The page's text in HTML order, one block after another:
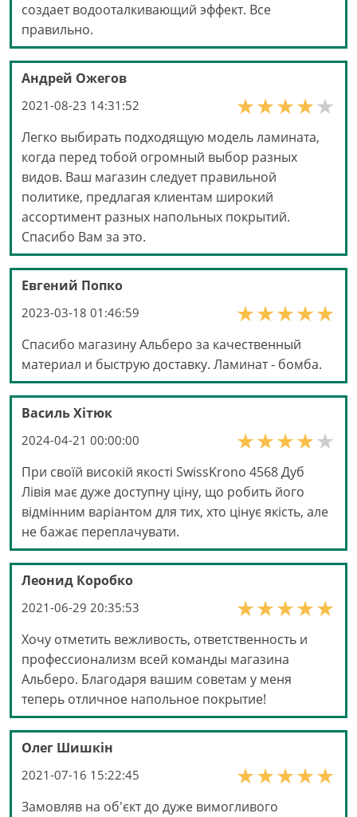
создает водооталкивающий эффект. Все
правильно.
Андрей Ожегов
2021-08-23 14:31:52
Легко выбирать подходящую модель ламината,
когда перед тобой огромный выбор разных
видов. Ваш магазин следует правильной
политике, предлагая клиентам широкий
ассортимент разных напольных покрытий.
Спасибо Вам за это.
Евгений Попко
2023-03-18 01:46:59
Спасибо магазину Альберо за качественный
материал и быструю доставку. Ламинат - бомба.
Василь Хітюк
2024-04-21 00:00:00
При своїй високій якості SwissKrono 4568 Дуб
Лівія має дуже доступну ціну, що робить його
відмінним варіантом для тих, хто цінує якість, але
не бажає переплачувати.
Леонид Коробко
2021-06-29 20:35:53
Хочу отметить вежливость, ответственность и
профессионализм всей команды магазина
Альберо. Благодаря вашим советам у меня
теперь отличное напольное покрытие!
Олег Шишкін
2021-07-16 15:22:45
Замовляв на об'єкт до дуже вимогливого